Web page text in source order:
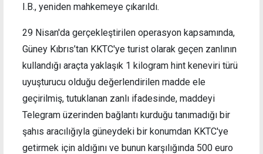
I.B., yeniden mahkemeye çıkarıldı.
29 Nisan'da gerçekleştirilen operasyon kapsamında,
Güney Kıbrıs’tan KKTC'ye turist olarak geçen zanlının
kullandığı araçta yaklaşık 1 kilogram hint keneviri türü
uyuşturucu olduğu değerlendirilen madde ele
geçirilmiş, tutuklanan zanlı ifadesinde, maddeyi
Telegram üzerinden bağlantı kurduğu tanımadığı bir
şahıs aracılığıyla güneydeki bir konumdan KKTC'ye
getirmek için aldığını ve bunun karşılığında 500 euro